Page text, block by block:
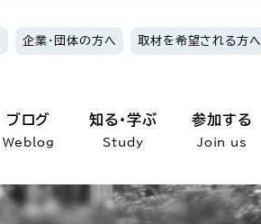
企業・団体の方へ 取材を希望される方へ
ブログ
Weblog
知る・学ぶ
Study
参加する
Join us